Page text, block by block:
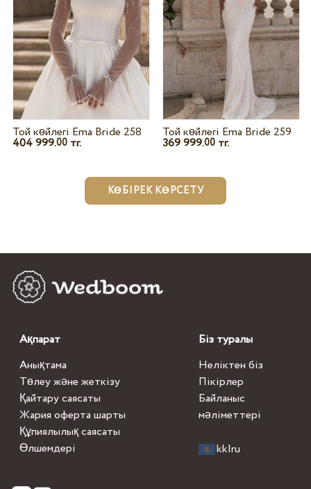
Той көйлегі Ema Bride 258
404 999.00тг.
Той көйлегі Ema Bride 259
369 999.00 тг.
КӨБІРЕК КӨРСЕТУ
Ақпарат
Анықтама
Төлеу және жеткізу
Қайтару саясаты
Жария оферта шарты
Құпиялылық саясаты
Өлшемдері
Біз туралы
Неліктен біз
Пікірлер
Байланыс
мәліметтері
kk|ru